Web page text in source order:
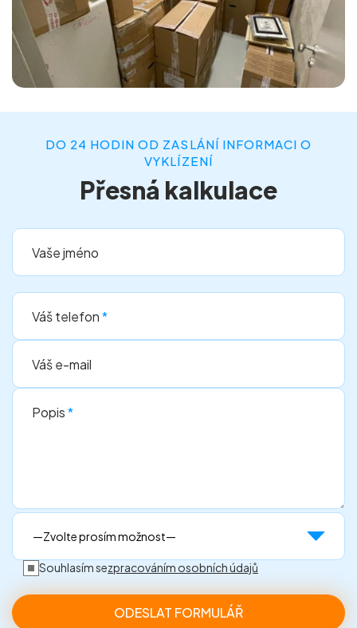
DO 24 HODIN OD ZASLÁNÍ INFORMACI O
VYKLÍZENÍ
Přesná kalkulace
Vaše jméno
Váš telefon*
Váš e-mail
Popis*
Souhlasím sezpracováním osobních údajů